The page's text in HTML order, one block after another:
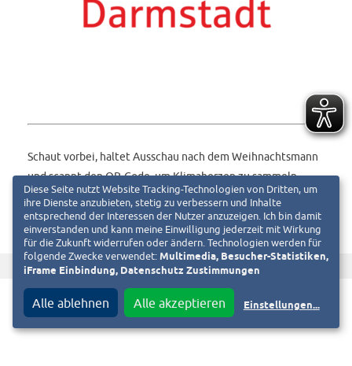
Schaut vorbei, haltet Ausschau nach dem Weihnachtsmann
und scannt den QR-Code, um Klimaherzen zu sammeln.
Diesen Beitrag teilen auf f T
Diese Seite nutzt Website Tracking-Technologien von Dritten, um
ihre Dienste anzubieten, stetig zu verbessern und Inhalte
entsprechend der Interessen der Nutzer anzuzeigen. Ich bin damit
einverstanden und kann meine Einwilligung jederzeit mit Wirkung
für die Zukunft widerrufen oder ändern. Technologien werden für
folgende Zwecke verwendet: Multimedia, Besucher-Statistiken,
iFrame Einbindung, Datenschutz Zustimmungen
Alle ablehnen Alle akzeptieren Einstellungen...